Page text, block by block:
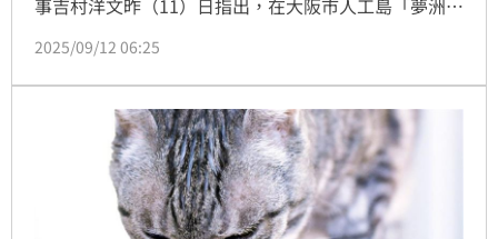
事吉村洋文昨（11）日指出，在大阪市人工島「夢洲」
醒即將前往的民眾提高警覺。他也表示，紅背蜘蛛如今
會遭到攻擊。
2025/09/12 06:25